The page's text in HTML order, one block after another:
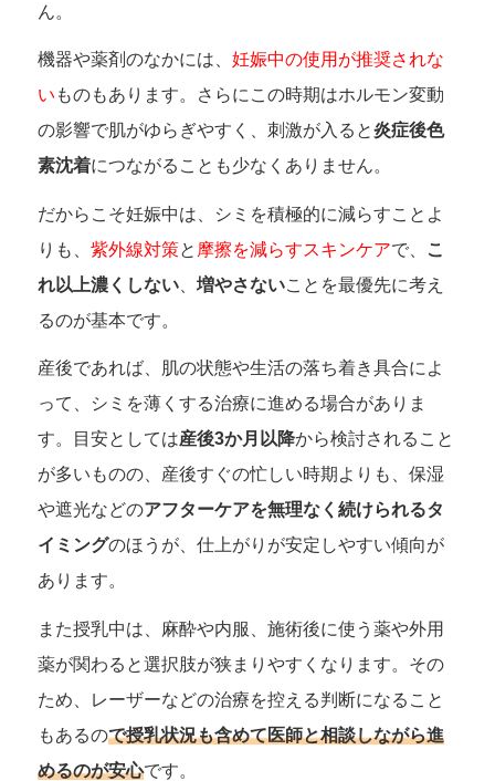
ん。
機器や薬剤のなかには、 妊娠中の使用が推奨されな
い ものもあります。さらにこの時期はホルモン変動
の影響で肌がゆらぎやすく、刺激が入ると炎症後色
素沈着につながることも少なくありません。
だからこそ妊娠中は、シミを積極的に減らすことよ
りも、 紫外線対策と 摩擦を減らすスキンケアで、
こ
れ以上濃くしない、 増やさないことを最優先に考え
るのが基本です。
産後であれば、肌の状態や生活の落ち着き具合によ
って、シミを薄くする治療に進める場合がありま
す。目安としては産後3か月以降から検討されること
が多いものの、産後すぐの忙しい時期よりも、保湿
や遮光などのアフターケアを無理なく続けられるタ
イミングのほうが、仕上がりが安定しやすい傾向が
あります。
また授乳中は、麻酔や内服、施術後に使う薬や外用
薬が関わると選択肢が狭まりやすくなります。その
ため、レーザーなどの治療を控える判断になること
もあるので授乳状況も含めて医師と相談しながら進
めるのが安心です。